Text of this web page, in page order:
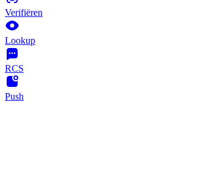
Verifiëren
Lookup
RCS
Push